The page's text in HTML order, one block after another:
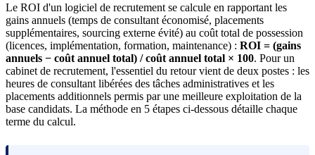
Le ROI d'un logiciel de recrutement se calcule en rapportant les
gains annuels (temps de consultant économisé, placements
supplémentaires, sourcing externe évité) au coût total de possession
(licences, implémentation, formation, maintenance) : ROI = (gains
annuels − coût annuel total) / coût annuel total × 100. Pour un
cabinet de recrutement, l'essentiel du retour vient de deux postes : les
heures de consultant libérées des tâches administratives et les
placements additionnels permis par une meilleure exploitation de la
base candidats. La méthode en 5 étapes ci-dessous détaille chaque
terme du calcul.